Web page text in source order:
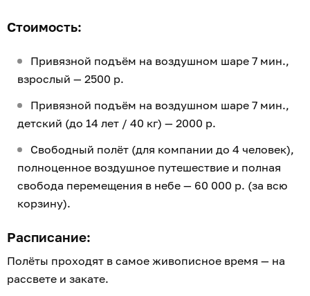
Стоимость:
Привязной подъём на воздушном шаре 7 мин.,
взрослый — 2500 р.
Привязной подъём на воздушном шаре 7 мин.,
детский (до 14 лет / 40 кг) — 2000 р.
Свободный полёт (для компании до 4 человек),
полноценное воздушное путешествие и полная
свобода перемещения в небе — 60 000 р. (за всю
корзину).
Расписание:
Полёты проходят в самое живописное время — на
рассвете и закате.